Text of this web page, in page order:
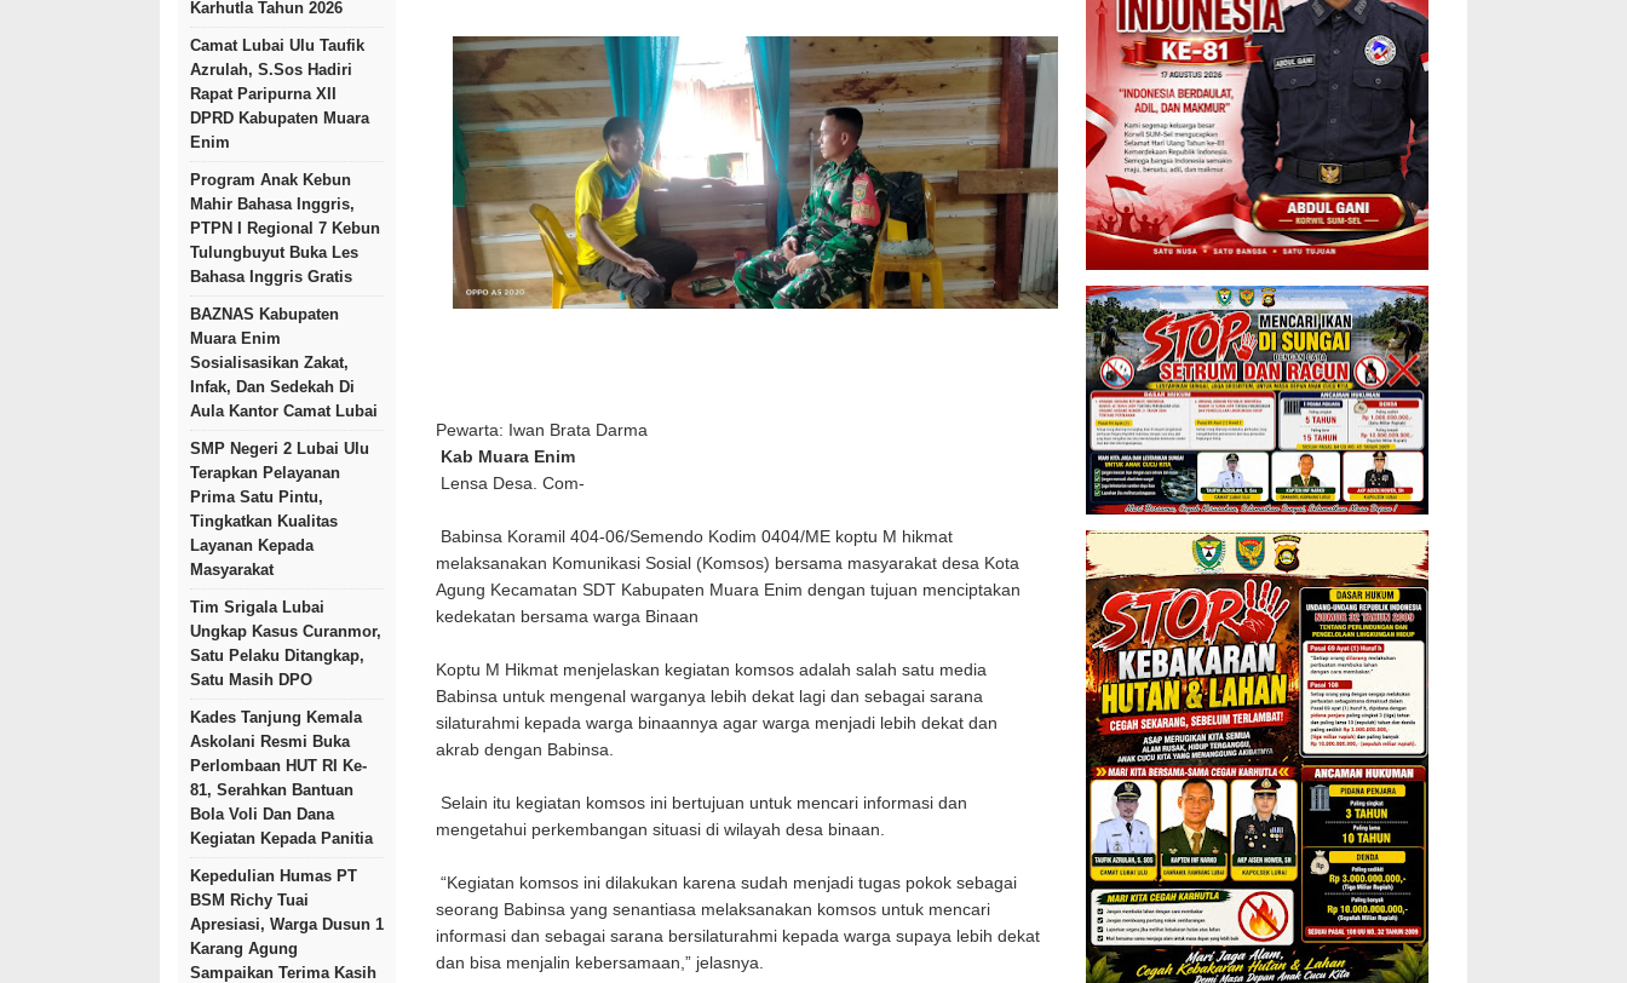
Karhutla Tahun 2026
Camat Lubai Ulu Taufik
Azrulah, S.Sos Hadiri
Rapat Paripurna XII
DPRD Kabupaten Muara
Enim
Program Anak Kebun
Mahir Bahasa Inggris,
PTPN I Regional 7 Kebun
Tulungbuyut Buka Les
Bahasa Inggris Gratis
BAZNAS Kabupaten
Muara Enim
Sosialisasikan Zakat,
Infak, Dan Sedekah Di
Aula Kantor Camat Lubai
SMP Negeri 2 Lubai Ulu
Terapkan Pelayanan
Prima Satu Pintu,
Tingkatkan Kualitas
Layanan Kepada
Masyarakat
Tim Srigala Lubai
Ungkap Kasus Curanmor,
Satu Pelaku Ditangkap,
Satu Masih DPO
Kades Tanjung Kemala
Askolani Resmi Buka
Perlombaan HUT RI Ke-
81, Serahkan Bantuan
Bola Voli Dan Dana
Kegiatan Kepada Panitia
Kepedulian Humas PT
BSM Richy Tuai
Apresiasi, Warga Dusun 1
Karang Agung
Sampaikan Terima Kasih
Pewarta: Iwan Brata Darma
Kab Muara Enim
Lensa Desa. Com-
Babinsa Koramil 404-06/Semendo Kodim 0404/ME koptu M hikmat
melaksanakan Komunikasi Sosial (Komsos) bersama masyarakat desa Kota
Agung Kecamatan SDT Kabupaten Muara Enim dengan tujuan menciptakan
kedekatan bersama warga Binaan
Koptu M Hikmat menjelaskan kegiatan komsos adalah salah satu media
Babinsa untuk mengenal warganya lebih dekat lagi dan sebagai sarana
silaturahmi kepada warga binaannya agar warga menjadi lebih dekat dan
akrab dengan Babinsa.
Selain itu kegiatan komsos ini bertujuan untuk mencari informasi dan
mengetahui perkembangan situasi di wilayah desa binaan.
“Kegiatan komsos ini dilakukan karena sudah menjadi tugas pokok sebagai
seorang Babinsa yang senantiasa melaksanakan komsos untuk mencari
informasi dan sebagai sarana bersilaturahmi kepada warga supaya lebih dekat
dan bisa menjalin kebersamaan,” jelasnya.